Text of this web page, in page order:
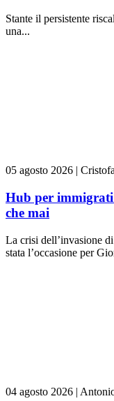
Stante il persistente
una...
05 agosto 2026 |
Hub per
che mai
La crisi dell’invasione
stata l’occasione per
04 agosto 2026 |